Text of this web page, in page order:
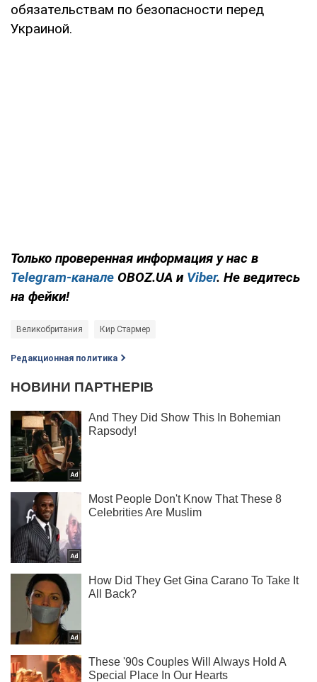
обязательствам по безопасности перед
Украиной.
Только проверенная информация у нас в
Telegram-канале OBOZ.UA и Viber. Не ведитесь
на фейки!
Великобритания Кир Стармер
Редакционная политика